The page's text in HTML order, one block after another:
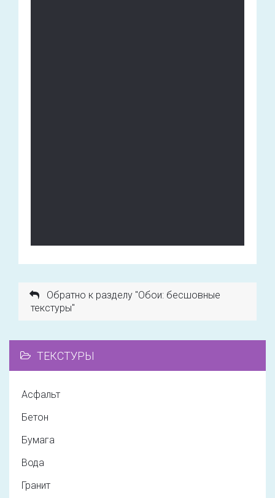
Обратно к разделу "Обои: бесшовные
текстуры"
ТЕКСТУРЫ
Асфальт
Бетон
Бумага
Вода
Гранит